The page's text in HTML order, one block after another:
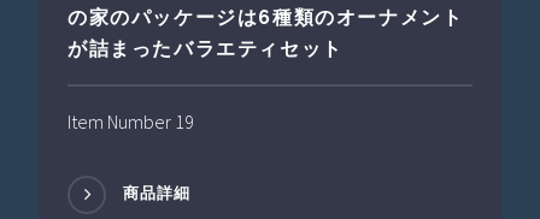
の家のパッケージは6種類のオーナメント
が詰まったバラエティセット
Item Number 19
商品詳細